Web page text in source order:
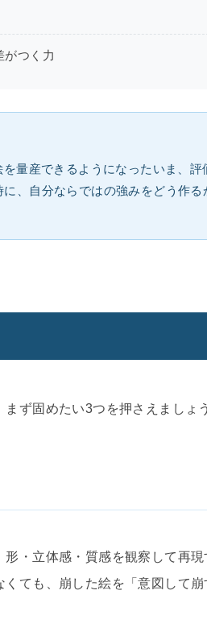
つく力
量産できるようになったいま、評
、自分ならではの強みをどう作る
ず固めたい3つを押さえましょ
・立体感・質感を観察して再現
ても、崩した絵を「意図して崩